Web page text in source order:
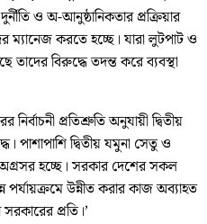
ও অ-আনুষ্ঠানিকতার প্রক্রিয়ার
ম্যানেজ করতে হচ্ছে। যারা লুটপাট ও
তাদের বিরুদ্ধে তদন্ত করে ব্যবস্থা
প্রতিশ্রুতি অনুযায়ী দ্বিতীয়
পাশাপাশি দ্বিতীয় যমুনা সেতু ও
হচ্ছে। সরকার দেশের সকল
উন্নীত করার কাজ অব্যাহত
প্রতি।’